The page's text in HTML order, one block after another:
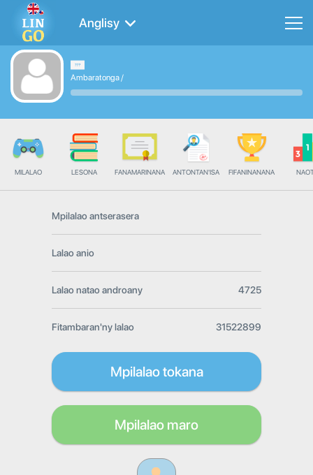
Anglisy
Ambaratonga/
MILALAO LESONA FANAMARINANA ANTONTAN'ISA FIFANINANANA
Mpilalao antserasera
Lalao anio
Lalao natao androany 4725
Fitambaran'ny lalao 31522899
Mpilalao tokana
Mpilalao maro